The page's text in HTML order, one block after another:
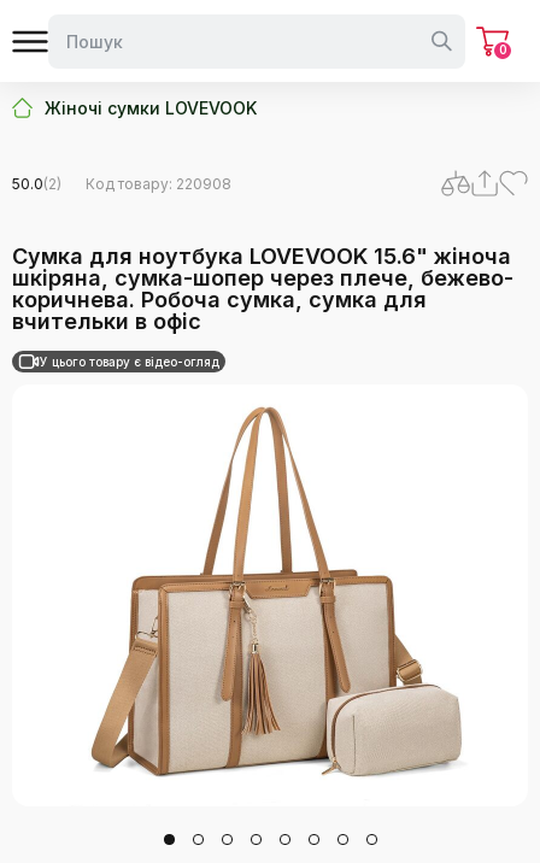
0
Жіночі сумки LOVEVOOK
50.0(2) Код товару: 220908
Сумка для ноутбука LOVEVOOK 15.6" жіноча
шкіряна, сумка-шопер через плече, бежево-
коричнева. Робоча сумка, сумка для
вчительки в офіс
У цього товару є відео-огляд